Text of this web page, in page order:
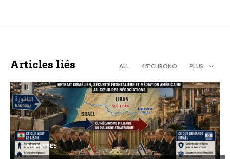
Articles liés ALL 45’’ CHRONO PLUS
ANALYSES